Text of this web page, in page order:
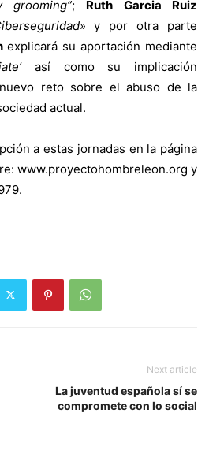
grooming”; Ruth Garcia Ruiz
» y por otra parte
explicará su aportación mediante
así como su implicación
reto sobre el abuso de la
actual.
a estas jornadas en la página
www.proyectohombreleon.org y
Next article
La juventud española sí se
compromete con lo social